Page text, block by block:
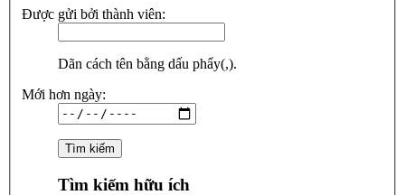
Được gửi bởi thành viên:
Dãn cách tên bằng dấu phẩy(,).
Mới hơn ngày:
Tìm kiếm hữu ích